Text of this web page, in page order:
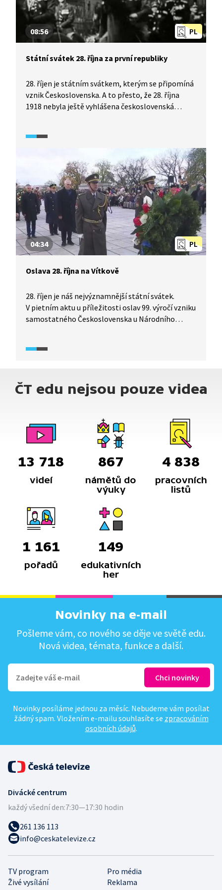
PL
08:56
Státní svátek 28. října za první republiky
28. říjen je státním svátkem, kterým se připomíná
vznik Československa. A to přesto, že 28. října
1918 nebyla ještě vyhlášena československá
v čase však potřebuje jeden den jako symbol.
Historie.cs. (2008)
PL
04:34
Oslava 28. října na Vítkově
28. říjen je náš nejvýznamnější státní svátek.
V pietním aktu u příležitosti oslav 99. výročí vzniku
samostatného Československa u Národního
neznámého vojína a uctili tak památku bojovníků
ČT edu nejsou pouze videa
13 718
videí
867
námětů do
výuky
4 838
pracovních
listů
1 161
pořadů
149
edukativních
her
Novinky na e-mail
Pošleme vám, co nového se děje ve světě edu.
Nová videa, témata, funkce a další.
Novinky posíláme jednou za měsíc. Nebudeme vám posílat
žádný spam. Vložením e-mailu souhlasíte se zpracováním
osobních údajů.